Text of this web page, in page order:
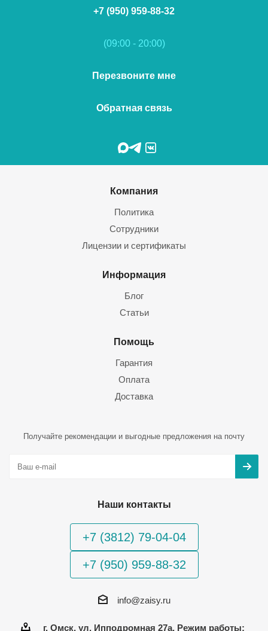
+7 (950) 959-88-32
(09:00 - 20:00)
Перезвоните мне
Обратная связь
Компания
Политика
Сотрудники
Лицензии и сертификаты
Информация
Блог
Статьи
Помощь
Гарантия
Оплата
Доставка
Получайте рекомендации и выгодные предложения на почту
Наши контакты
+7 (3812) 79-04-04
+7 (950) 959-88-32
info@zaisy.ru
г. Омск, ул. Ипподромная 27а, Режим работы: